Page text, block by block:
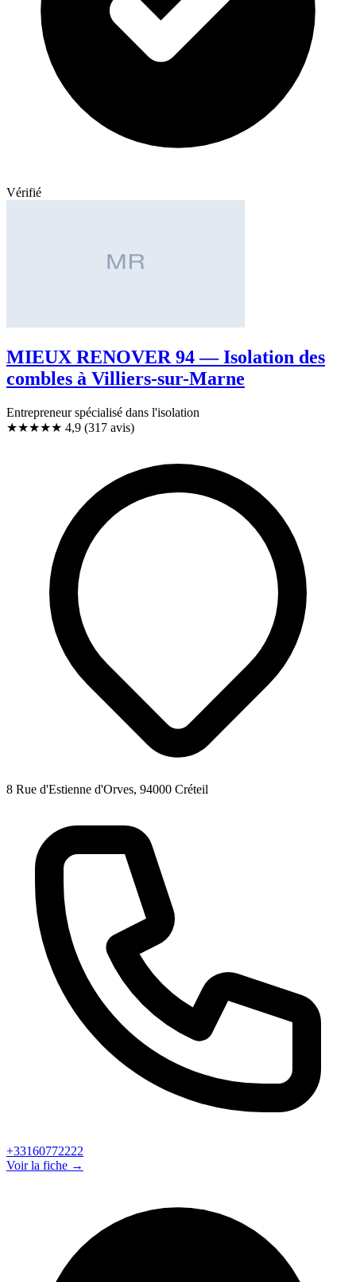
Vérifié
MIEUX RENOVER 94 — Isolation des
combles à Villiers-sur-Marne
Entrepreneur spécialisé dans l'isolation
★★★★★ 4,9 (317 avis)
8 Rue d'Estienne d'Orves, 94000 Créteil
+33160772222
Voir la fiche →